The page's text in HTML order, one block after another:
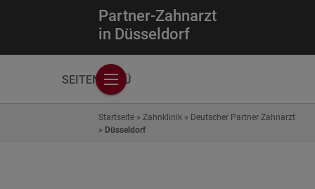
Partner-Zahnarzt
in Düsseldorf
Startseite» Zahnklinik» Deutscher Partner Zahnarzt
» Düsseldorf
SEITENMENÜ